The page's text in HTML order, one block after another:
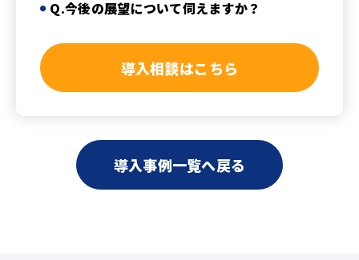
Q.今後の展望について伺えますか？
導入相談はこちら
導入事例一覧へ戻る